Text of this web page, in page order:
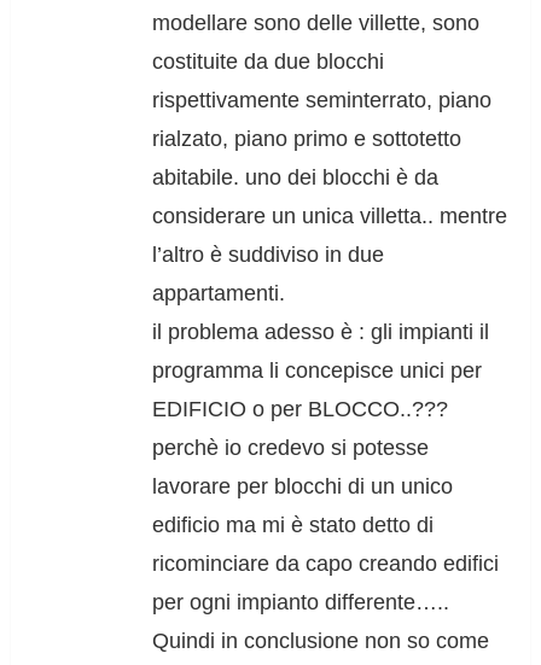
modellare sono delle villette, sono
costituite da due blocchi
rispettivamente seminterrato, piano
rialzato, piano primo e sottotetto
abitabile. uno dei blocchi è da
considerare un unica villetta.. mentre
l’altro è suddiviso in due
appartamenti.
il problema adesso è : gli impianti il
programma li concepisce unici per
EDIFICIO o per BLOCCO..???
perchè io credevo si potesse
lavorare per blocchi di un unico
edificio ma mi è stato detto di
ricominciare da capo creando edifici
per ogni impianto differente…..
Quindi in conclusione non so come